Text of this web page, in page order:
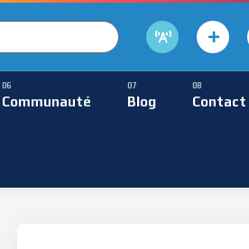
Lecture
Communauté Blog Contact
Méditative